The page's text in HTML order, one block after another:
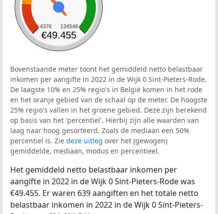
4376 134548
€49.455
Bovenstaande meter toont het gemiddeld netto belastbaar
inkomen per aangifte in 2022 in de Wijk 0 Sint-Pieters-Rode.
De laagste 10% en 25% regio's in België komen in het rode
en het oranje gebied van de schaal op de meter. De hoogste
25% regio's vallen in het groene gebied. Deze zijn berekend
op basis van het 'percentiel'. Hierbij zijn alle waarden van
laag naar hoog gesorteerd. Zoals de mediaan een 50%
percentiel is. Zie deze uitleg over het (gewogen)
gemiddelde, mediaan, modus en percentieel.
Het gemiddeld netto belastbaar inkomen per
aangifte in 2022 in de Wijk 0 Sint-Pieters-Rode was
€49.455. Er waren 639 aangiften en het totale netto
belastbaar inkomen in 2022 in de Wijk 0 Sint-Pieters-